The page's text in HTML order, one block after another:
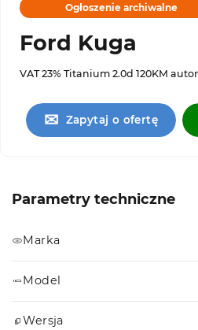
Ogłoszenie archiwalne
Ford Kuga
VAT 23% Titanium 2.0d 120KM
✉ Zapytaj o ofertę
Parametry techniczne
Marka
Model
Wersja